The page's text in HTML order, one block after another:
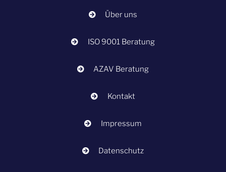
Über uns
ISO 9001 Beratung
AZAV Beratung
Kontakt
Impressum
Datenschutz